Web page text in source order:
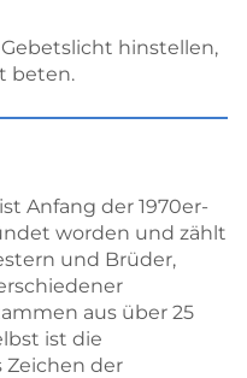
hinstellen,
beten.
Anfang der 1970er-
worden und zählt
und Brüder,
aus über 25
ist die
der